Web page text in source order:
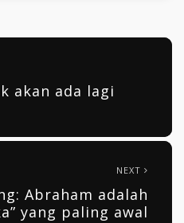
akan ada lagi
NEXT
Abraham adalah
yang paling awal